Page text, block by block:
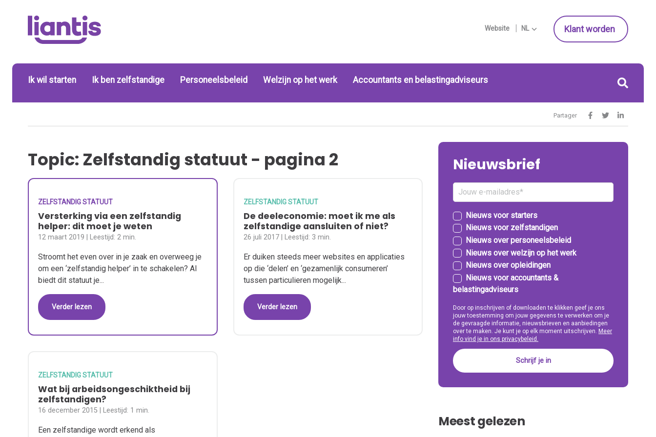
Website NL Klant worden
Ik wil starten Ik ben zelfstandige Personeelsbeleid Welzijn op het werk Accountants en belastingadviseurs
Partager
Topic: Zelfstandig statuut - pagina 2
ZELFSTANDIG STATUUT
Versterking via een zelfstandig
helper: dit moet je weten
12 maart 2019 | Leestijd:2 min.
Stroomt het even over in je zaak en overweeg je
om een ‘zelfstandig helper’ in te schakelen? Al
biedt dit statuut je...
Verder lezen
ZELFSTANDIG STATUUT
De deeleconomie: moet ik me als
zelfstandige aansluiten of niet?
26 juli 2017 | Leestijd: 3 min.
Er duiken steeds meer websites en applicaties
op die ‘delen’ en ‘gezamenlijk consumeren’
tussen particulieren mogelijk...
Verder lezen
ZELFSTANDIG STATUUT
Wat bij arbeidsongeschiktheid bij
zelfstandigen?
16 december 2015 | Leestijd: 1 min.
Een zelfstandige wordt erkend als
Nieuwsbrief
Nieuws voor starters
Nieuws voor zelfstandigen
Nieuws over personeelsbeleid
Nieuws over welzijn op het werk
Nieuws over opleidingen
Nieuws voor accountants &
belastingadviseurs
Door op inschrijven of downloaden te klikken geef je ons
jouw toestemming om jouw gegevens te verwerken om je
de gevraagde informatie, nieuwsbrieven en aanbiedingen
over te maken. Je kunt je op elk moment uitschrijven. Meer
info vind je in ons privacybeleid.
Meest gelezen